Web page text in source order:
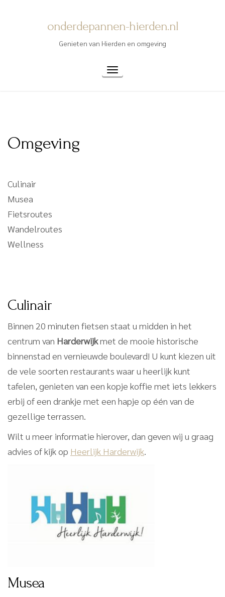
onderdepannen-hierden.nl
Genieten van Hierden en omgeving
Toggle
Omgeving
Culinair
Musea
Fietsroutes
Wandelroutes
Wellness
Culinair
Binnen 20 minuten fietsen staat u midden in het
centrum van Harderwijkmet de mooie historische
binnenstad en vernieuwde boulevard! U kunt kiezen uit
de vele soorten restaurants waar u heerlijk kunt
tafelen, genieten van een kopje koffie met iets lekkers
erbij of een drankje met een hapje op één van de
gezellige terrassen.
Wilt u meer informatie hierover, dan geven wij u graag
advies of kijk op Heerlijk Harderwijk.
Musea